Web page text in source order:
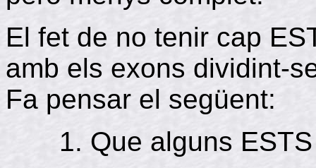
El fet de no tenir cap
amb els exons dividint-
Fa pensar el següent:
Que alguns